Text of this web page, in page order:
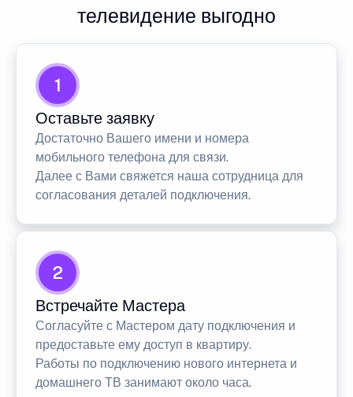
телевидение выгодно
1
Оставьте заявку
Достаточно Вашего имени и номера
мобильного телефона для связи.
Далее с Вами свяжется наша сотрудница для
согласования деталей подключения.
2
Встречайте Мастера
Согласуйте с Мастером дату подключения и
предоставьте ему доступ в квартиру.
Работы по подключению нового интернета и
домашнего ТВ занимают около часа.